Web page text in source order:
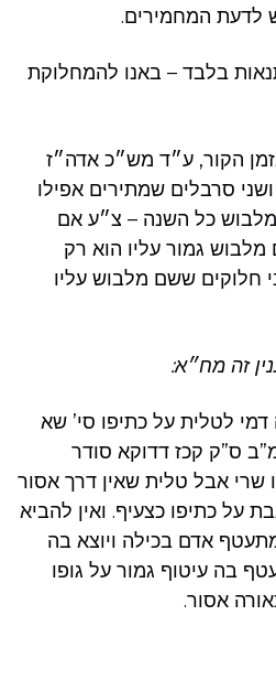
לדעת המחמירים.
בלבד – באנו להמחלוקת
הקור, ע״ד מש״כ אדה״ז
סרבלים שמתירים אפילו
כל השנה – צ״ע אם
גמור עליו הוא רק
חלוקים ששם מלבוש עליו
זה מח״א:
לטלית על כתיפו סי’ שא
ס”ק קכז דדוקא סודר
שרי אבל טלית שאין דרך אסור
על כתיפו כצעיף. ואין להביא
אדם בכילה ויוצא בה
בה עיטוף גמור על גופו
אסור.